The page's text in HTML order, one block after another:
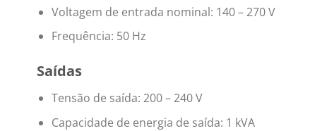
Voltagem de entrada nominal: 140 – 270 V
Frequência: 50 Hz
Saídas
Tensão de saída: 200 – 240 V
Capacidade de energia de saída: 1 kVA